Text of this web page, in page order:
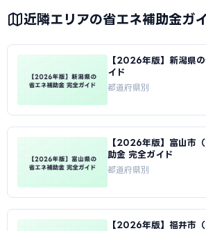
近隣エリアの省エネ補助金ガ
【2026年版】新潟県
イド
都道府県別
【2026年版】富山市
助金 完全ガイド
都道府県別
【2026年版】福井市